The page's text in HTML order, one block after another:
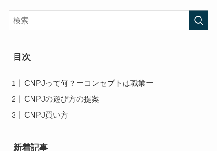
目次
CNPJって何？ーコンセプトは職業ー
CNPJの遊び方の提案
CNPJ買い方
新着記事